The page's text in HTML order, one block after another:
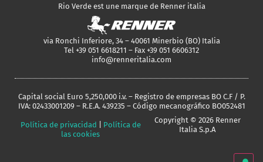
Rio Verde est une marque de Renner italia
via Ronchi Inferiore, 34 – 40061 Minerbio (BO) Italia
Tel +39 051 6618211 – Fax +39 051 6606312
info@renneritalia.com
Capital social Euro 5,250,000 i.v. – Registro de empresas BO C.F / P.
IVA: 02433001209 – R.E.A. 439235 – Código mecanográfico BO052481
Política de privacidad
Política de
las cookies
Copyright © 2026 Renner
Italia S.p.A